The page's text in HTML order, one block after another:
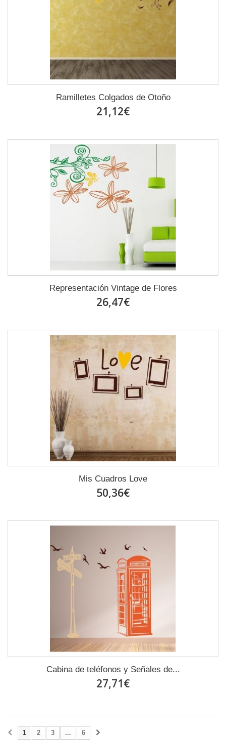
Ramilletes Colgados de Otoño
21,12€
Representación Vintage de Flores
26,47€
Mis Cuadros Love
50,36€
Cabina de teléfonos y Señales de...
27,71€
1 2 3 ... 6